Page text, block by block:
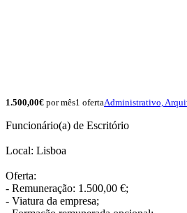
1.500,00€ por mês1 ofertaAdministrativo,
Funcionário(a) de Escritório
Local: Lisboa
Oferta:
- Remuneração: 1.500,00 €;
- Viatura da empresa;